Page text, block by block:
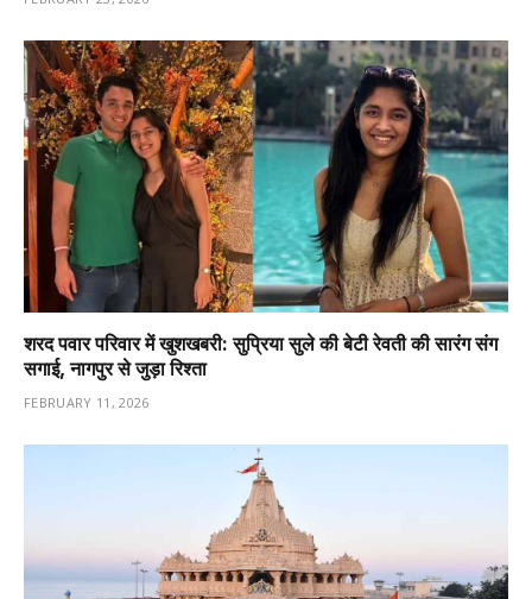
शरद पवार परिवार में खुशखबरी: सुप्रिया सुले की बेटी रेवती की सारंग संग
सगाई, नागपुर से जुड़ा रिश्ता
FEBRUARY 11, 2026